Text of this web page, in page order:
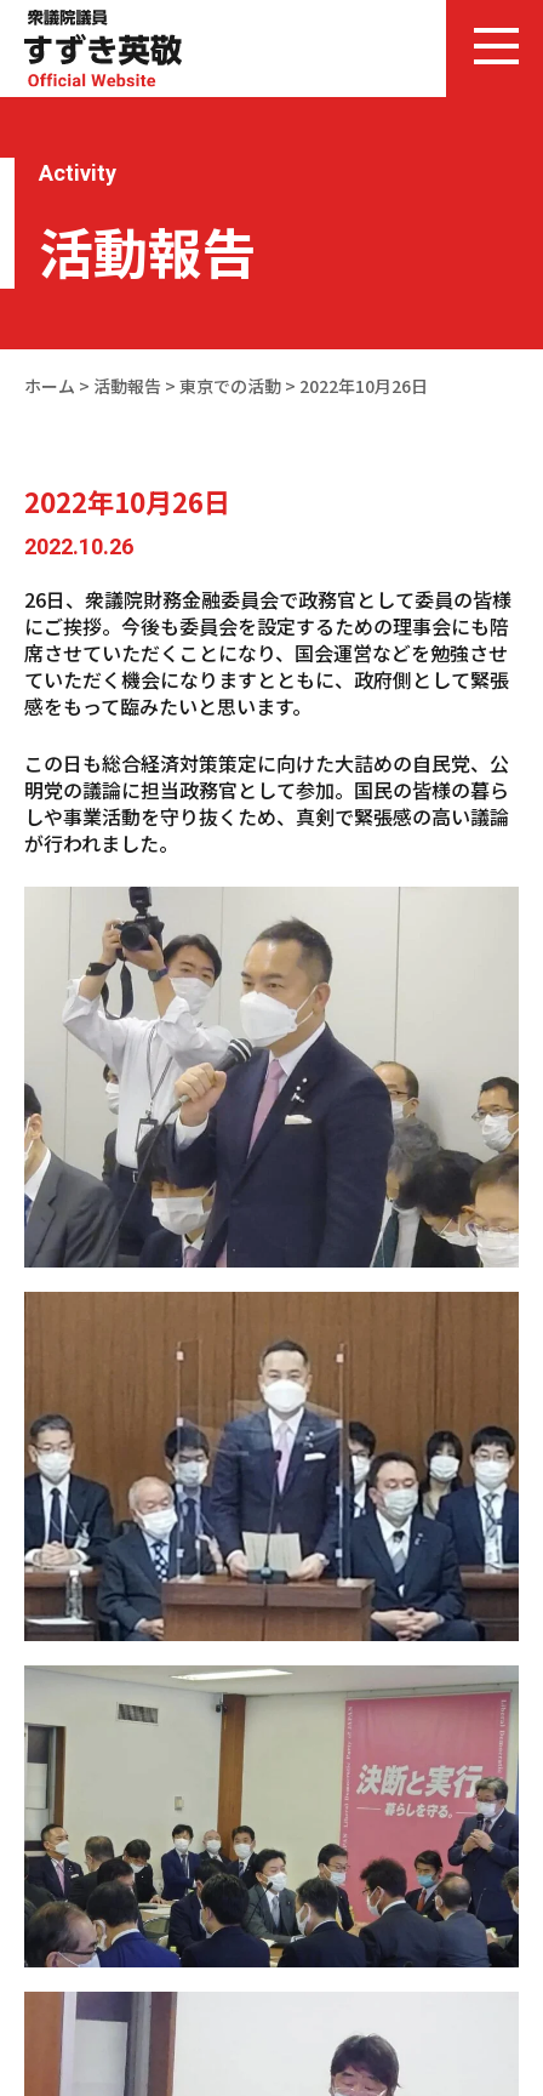
Activity
活動報告
ホーム > 活動報告 > 東京での活動 > 2022年10月26日
2022年10月26日
2022.10.26
26日、衆議院財務金融委員会で政務官として委員の皆様
にご挨拶。今後も委員会を設定するための理事会にも陪
席させていただくことになり、国会運営などを勉強させ
ていただく機会になりますとともに、政府側として緊張
感をもって臨みたいと思います。
この日も総合経済対策策定に向けた大詰めの自民党、公
明党の議論に担当政務官として参加。国民の皆様の暮ら
しや事業活動を守り抜くため、真剣で緊張感の高い議論
が行われました。